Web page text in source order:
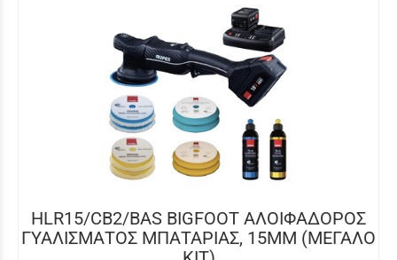
HLR15/CB2/BAS BIGFOOT ΑΛΟΙΦΑΔΟΡΟΣ
ΓΥΑΛΙΣΜΑΤΟΣ ΜΠΑΤΑΡΙΑΣ, 15MM (ΜΕΓΑΛΟ